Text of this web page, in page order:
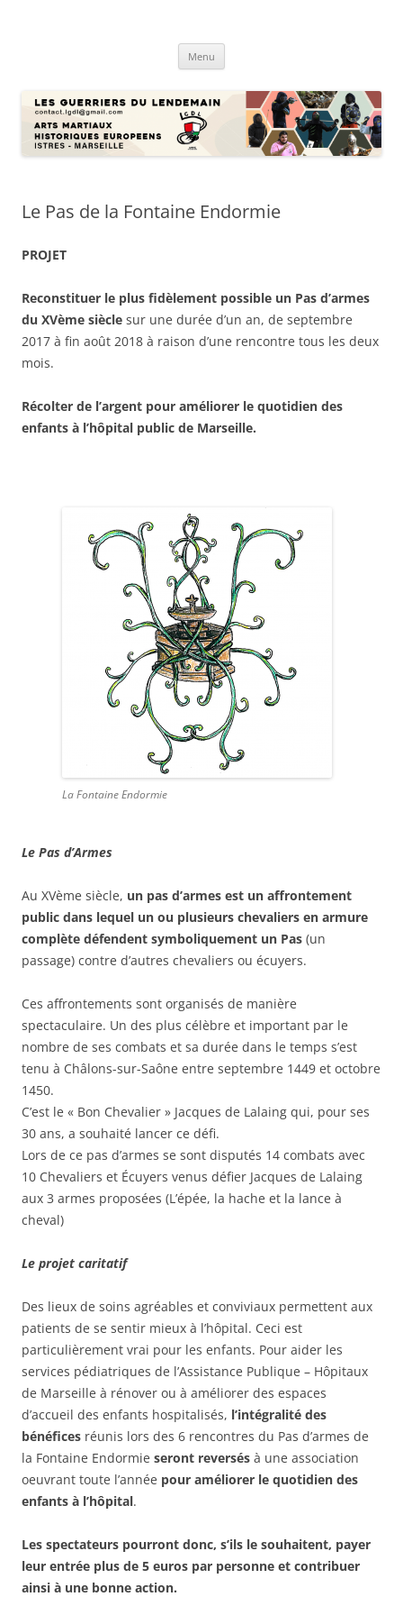
Menu
Le Pas de la Fontaine Endormie
PROJET
Reconstituer le plus fidèlement possible un Pas d’armes
du XVème siècle sur une durée d’un an, de septembre
2017 à fin août 2018 à raison d’une rencontre tous les deux
mois.
Récolter de l’argent pour améliorer le quotidien des
enfants à l’hôpital public de Marseille.
La Fontaine Endormie
Le Pas d’Armes
Au XVème siècle, un pas d’armes est un affrontement
public dans lequel un ou plusieurs chevaliers en armure
complète défendent symboliquement un Pas (un
passage) contre d’autres chevaliers ou écuyers.
Ces affrontements sont organisés de manière
spectaculaire. Un des plus célèbre et important par le
nombre de ses combats et sa durée dans le temps s’est
tenu à Châlons-sur-Saône entre septembre 1449 et octobre
1450.
C’est le « Bon Chevalier » Jacques de Lalaing qui, pour ses
30 ans, a souhaité lancer ce défi.
Lors de ce pas d’armes se sont disputés 14 combats avec
10 Chevaliers et Écuyers venus défier Jacques de Lalaing
aux 3 armes proposées (L’épée, la hache et la lance à
cheval)
Le projet caritatif
Des lieux de soins agréables et conviviaux permettent aux
patients de se sentir mieux à l’hôpital. Ceci est
particulièrement vrai pour les enfants. Pour aider les
services pédiatriques de l’Assistance Publique – Hôpitaux
de Marseille à rénover ou à améliorer des espaces
d’accueil des enfants hospitalisés, l’intégralité des
bénéfices réunis lors des 6 rencontres du Pas d’armes de
la Fontaine Endormie seront reversés à une association
oeuvrant toute l’année pour améliorer le quotidien des
enfants à l’hôpital.
Les spectateurs pourront donc, s’ils le souhaitent, payer
leur entrée plus de 5 euros par personne et contribuer
ainsi à une bonne action.